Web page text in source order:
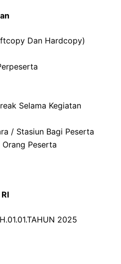
Dan Hardcopy)
Selama Kegiatan
/ Stasiun Bagi Peserta
Peserta
2025